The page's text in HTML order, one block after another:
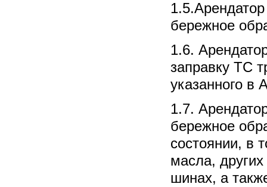
бережное
1.6.
заправку ТС
указанного в
1.7.
бережное
состоянии, в
масла,
шинах, а